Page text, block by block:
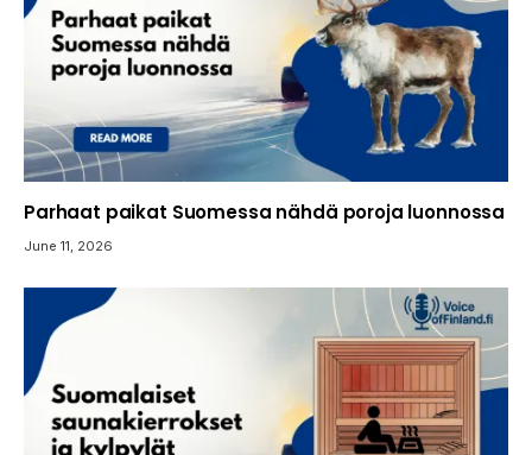
Parhaat paikat Suomessa nähdä poroja luonnossa
June 11, 2026